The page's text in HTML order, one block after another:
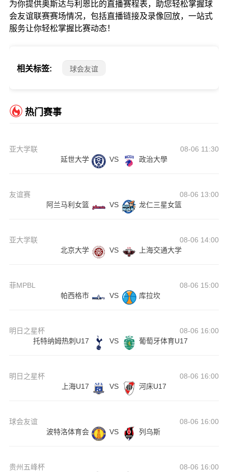
为你提供奥斯达与利恩比的直播赛程表，助您轻松掌握球
会友谊联赛赛场情况，包括直播链接及录像回放，一站式
服务让你轻松掌握比赛动态！
相关标签: 球会友谊
热门赛事
亚大学联
08-06 11:30
延世大学
VS 政治大學
友谊赛
08-06 13:00
阿兰马利女篮
VS 龙仁三星女篮
亚大学联
08-06 14:00
北京大学
VS 上海交通大学
菲MPBL
08-06 15:00
帕西格市
VS 库拉坎
明日之星杯
08-06 16:00
托特纳姆热刺U17
VS 葡萄牙体育U17
明日之星杯
08-06 16:00
上海U17
VS 河床U17
球会友谊
08-06 16:00
波特洛体育会
VS 列乌斯
贵州五峰杯
08-06 16:00